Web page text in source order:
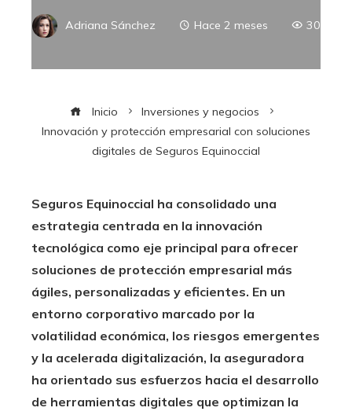
Adriana Sánchez Hace 2 meses 30
Inicio
Inversiones y negocios
Innovación y protección empresarial con soluciones
digitales de Seguros Equinoccial
Seguros Equinoccial ha consolidado una
estrategia centrada en la innovación
tecnológica como eje principal para ofrecer
soluciones de protección empresarial más
ágiles, personalizadas y eficientes. En un
entorno corporativo marcado por la
volatilidad económica, los riesgos emergentes
y la acelerada digitalización, la aseguradora
ha orientado sus esfuerzos hacia el desarrollo
de herramientas digitales que optimizan la